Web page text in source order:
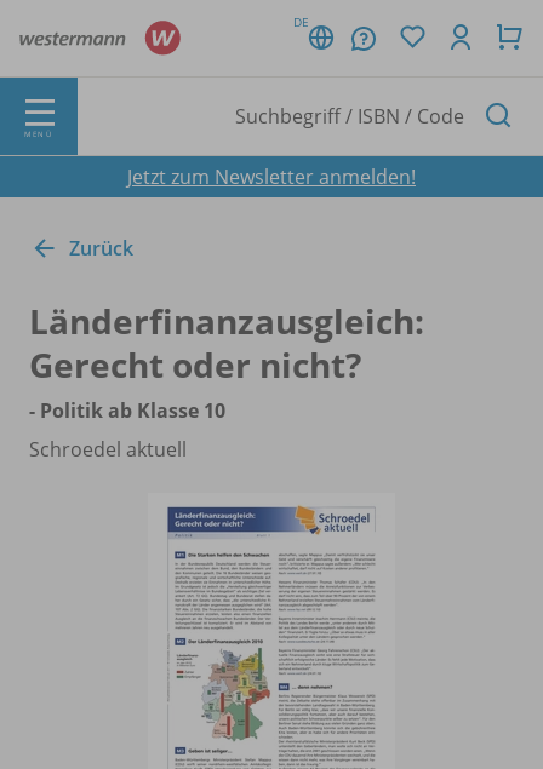
DE
MENÜ
Jetzt zum Newsletter anmelden!
Zurück
Länderfinanzausgleich:
Gerecht oder nicht?
- Politik ab Klasse 10
Schroedel aktuell